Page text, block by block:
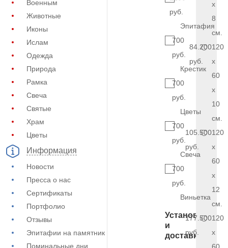
Военным
Животные
Иконы
Ислам
Одежда
Природа
Рамка
Свеча
Святые
Храм
Цветы
Информация
Новости
Пресса о нас
Сертификаты
Портфолио
Отзывы
Эпитафии на памятник
Поминальные дни
руб.
Эпитафия
700
руб.
Крестик
700
руб.
Цветы
700
руб.
Свеча
700
руб.
Виньетка
Установка
и
доставка
x
8
см.
84.200
руб.
120
x
60
x
10
см.
105.500
руб.
120
x
60
x
12
см.
177.500
руб.
120
x